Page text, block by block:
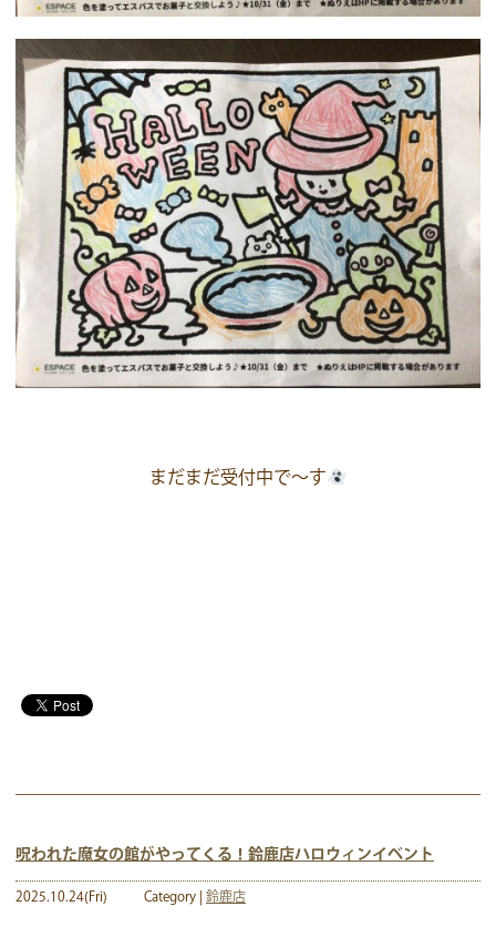
まだまだ受付中で～す
呪われた魔女の館がやってくる！鈴鹿店ハロウィンイベント
2025.10.24(Fri) Category |鈴鹿店